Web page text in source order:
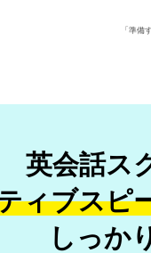
「準備
英会話ス
ィブスピ
しっか